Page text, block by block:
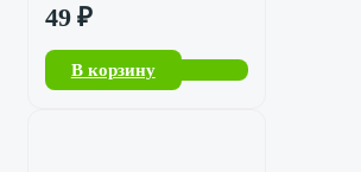
49 ₽
В корзину